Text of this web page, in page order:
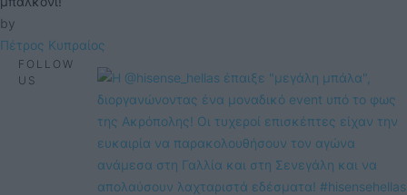
by
Πέτρος Κυπραίος
FOLLOW
US